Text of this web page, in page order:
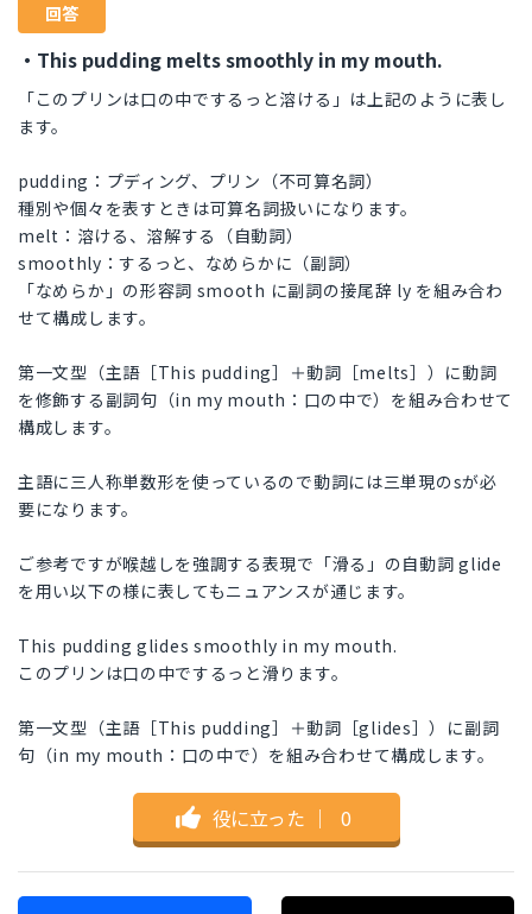
回答
・This pudding melts smoothly in my mouth.
「このプリンは口の中でするっと溶ける」は上記のように表し
ます。
pudding：プディング、プリン（不可算名詞）
種別や個々を表すときは可算名詞扱いになります。
melt：溶ける、溶解する（自動詞）
smoothly：するっと、なめらかに（副詞）
「なめらか」の形容詞 smooth に副詞の接尾辞 ly を組み合わ
せて構成します。
第一文型（主語［This pudding］＋動詞［melts］）に動詞
を修飾する副詞句（in my mouth：口の中で）を組み合わせて
構成します。
主語に三人称単数形を使っているので動詞には三単現のsが必
要になります。
ご参考ですが喉越しを強調する表現で「滑る」の自動詞 glide
を用い以下の様に表してもニュアンスが通じます。
This pudding glides smoothly in my mouth.
このプリンは口の中でするっと滑ります。
第一文型（主語［This pudding］＋動詞［glides］）に副詞
句（in my mouth：口の中で）を組み合わせて構成します。
役に立った ｜ 0